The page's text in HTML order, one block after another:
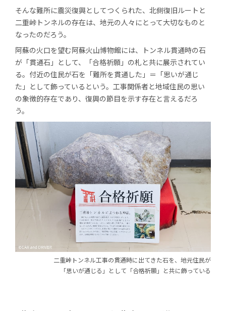
そんな難所に震災復興としてつくられた、北側復旧ルートと
二重峠トンネルの存在は、地元の人々にとって大切なものと
なったのだろう。
阿蘇の火口を望む阿蘇火山博物館には、トンネル貫通時の石
が「貫通石」として、「合格祈願」の札と共に展示されてい
る。付近の住民が石を「難所を貫通した」＝「思いが通じ
た」として飾っているという。工事関係者と地域住民の思い
の象徴的存在であり、復興の節目を示す存在と言えるだろ
う。
二重峠トンネル工事の貫通時に出てきた石を、 地元住民が
「思いが通じる」として「合格祈願」 と共に飾っている